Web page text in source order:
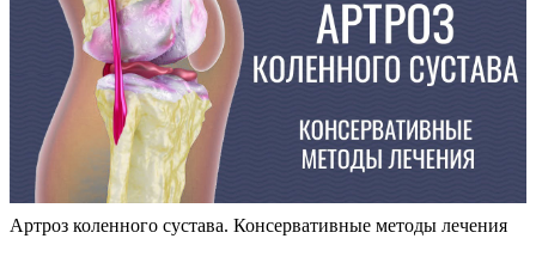
Артроз коленного сустава. Консервативные методы лечения